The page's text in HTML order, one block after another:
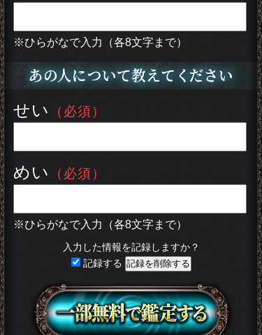
※ひらがなで入力（各8文字まで）
せい （必須）
めい （必須）
※ひらがなで入力（各8文字まで）
入力した情報を記録しますか？
記録する